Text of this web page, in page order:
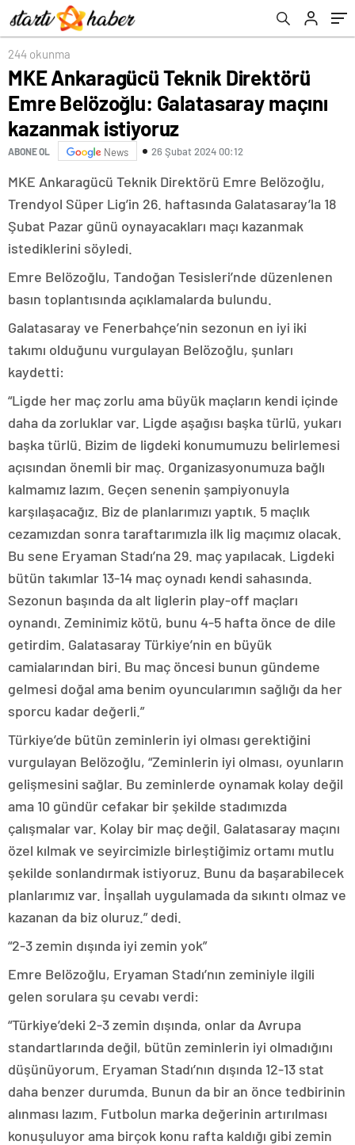
istiyoruz
244 okunma
MKE Ankaragücü Teknik Direktörü
Emre Belözoğlu: Galatasaray maçını
kazanmak istiyoruz
ABONE OL News 26 Şubat 2024 00:12
MKE Ankaragücü Teknik Direktörü Emre Belözoğlu,
Trendyol Süper Lig’in 26. haftasında Galatasaray’la 18
Şubat Pazar günü oynayacakları maçı kazanmak
istediklerini söyledi.
Emre Belözoğlu, Tandoğan Tesisleri’nde düzenlenen
basın toplantısında açıklamalarda bulundu.
Galatasaray ve Fenerbahçe’nin sezonun en iyi iki
takımı olduğunu vurgulayan Belözoğlu, şunları
kaydetti:
“Ligde her maç zorlu ama büyük maçların kendi içinde
daha da zorluklar var. Ligde aşağısı başka türlü, yukarı
başka türlü. Bizim de ligdeki konumumuzu belirlemesi
açısından önemli bir maç. Organizasyonumuza bağlı
kalmamız lazım. Geçen senenin şampiyonuyla
karşılaşacağız. Biz de planlarımızı yaptık. 5 maçlık
cezamızdan sonra taraftarımızla ilk lig maçımız olacak.
Bu sene Eryaman Stadı’na 29. maç yapılacak. Ligdeki
bütün takımlar 13-14 maç oynadı kendi sahasında.
Sezonun başında da alt liglerin play-off maçları
oynandı. Zeminimiz kötü, bunu 4-5 hafta önce de dile
getirdim. Galatasaray Türkiye’nin en büyük
camialarından biri. Bu maç öncesi bunun gündeme
gelmesi doğal ama benim oyuncularımın sağlığı da her
sporcu kadar değerli.”
Türkiye’de bütün zeminlerin iyi olması gerektiğini
vurgulayan Belözoğlu, “Zeminlerin iyi olması, oyunların
gelişmesini sağlar. Bu zeminlerde oynamak kolay değil
ama 10 gündür cefakar bir şekilde stadımızda
çalışmalar var. Kolay bir maç değil. Galatasaray maçını
özel kılmak ve seyircimizle birleştiğimiz ortamı mutlu
şekilde sonlandırmak istiyoruz. Bunu da başarabilecek
planlarımız var. İnşallah uygulamada da sıkıntı olmaz ve
kazanan da biz oluruz.” dedi.
“2-3 zemin dışında iyi zemin yok”
Emre Belözoğlu, Eryaman Stadı’nın zeminiyle ilgili
gelen sorulara şu cevabı verdi:
“Türkiye’deki 2-3 zemin dışında, onlar da Avrupa
standartlarında değil, bütün zeminlerin iyi olmadığını
düşünüyorum. Eryaman Stadı’nın dışında 12-13 stat
daha benzer durumda. Bunun da bir an önce tedbirinin
alınması lazım. Futbolun marka değerinin artırılması
konuşuluyor ama birçok konu rafta kaldığı gibi zemin